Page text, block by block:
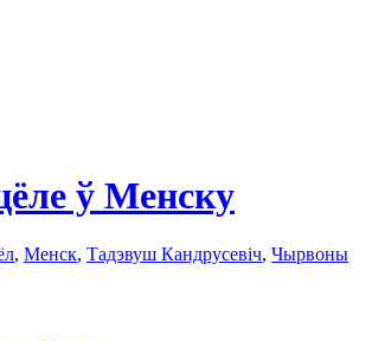
ў Менску
, Менск, Тадэвуш Кандрусевіч, Чырвоны